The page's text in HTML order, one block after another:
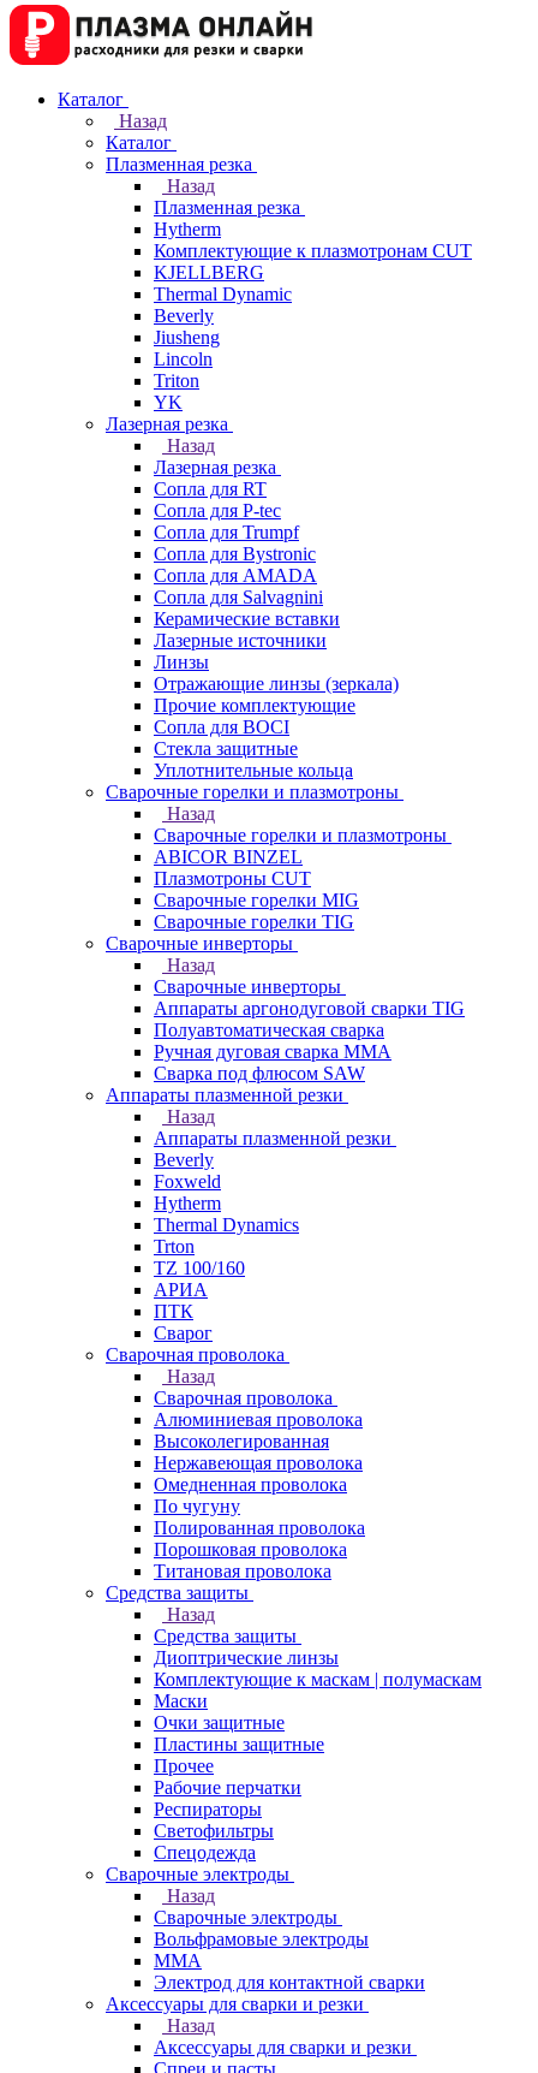
Каталог
Назад
Каталог
Плазменная резка
Назад
Плазменная резка
Hytherm
Комплектующие к плазмотронам CUT
KJELLBERG
Thermal Dynamic
Beverly
Jiusheng
Lincoln
Triton
YK
Лазерная резка
Назад
Лазерная резка
Сопла для RT
Сопла для P-tec
Сопла для Trumpf
Сопла для Bystronic
Сопла для AMADA
Сопла для Salvagnini
Керамические вставки
Лазерные источники
Линзы
Отражающие линзы (зеркала)
Прочие комплектующие
Сопла для BOCI
Стекла защитные
Уплотнительные кольца
Сварочные горелки и плазмотроны
Назад
Сварочные горелки и плазмотроны
ABICOR BINZEL
Плазмотроны CUT
Сварочные горелки MIG
Сварочные горелки TIG
Сварочные инверторы
Назад
Сварочные инверторы
Аппараты аргонодуговой сварки TIG
Полуавтоматическая сварка
Ручная дуговая сварка MMA
Сварка под флюсом SAW
Аппараты плазменной резки
Назад
Аппараты плазменной резки
Beverly
Foxweld
Hytherm
Thermal Dynamics
Trton
TZ 100/160
АРИА
ПТК
Сварог
Сварочная проволока
Назад
Сварочная проволока
Алюминиевая проволока
Высоколегированная
Нержавеющая проволока
Омедненная проволока
По чугуну
Полированная проволока
Порошковая проволока
Титановая проволока
Средства защиты
Назад
Средства защиты
Диоптрические линзы
Комплектующие к маскам | полумаскам
Маски
Очки защитные
Пластины защитные
Прочее
Рабочие перчатки
Респираторы
Светофильтры
Спецодежда
Сварочные электроды
Назад
Сварочные электроды
Вольфрамовые электроды
ММА
Электрод для контактной сварки
Аксессуары для сварки и резки
Назад
Аксессуары для сварки и резки
Спреи и пасты